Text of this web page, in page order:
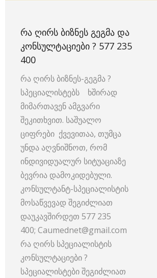
ᲠᲐ ᲦᲘᲠᲡ ᲑᲘᲖᲜᲔᲡ ᲒᲔᲒᲛᲐ ᲓᲐ
ᲙᲝᲜᲡᲣᲚᲢᲐᲪᲘᲔᲑᲘ ? 577 235
400
რა ღირს ბიზნეს-გეგმა ?
სპეციალისტებს ხშირად
მიმართავენ ამგვარი
შეკითხვით. საშუალო
ციფრები ქვევითაა, თუმცა
უნდა აღვნიშნოთ, რომ
ინდივიდუალურ სიტუაციაზე
ბევრია დამოკიდებული.
კონსულტანტ-სპეციალისტის
მოსაწვევად შეგიძლიათ
დაუკავშირდეთ 577 235
400; Caumednet@gmail.com
რა ღირს სპეციალისტის
კონსულტაციები ?
სპეციალისტები შეგიძლიათ